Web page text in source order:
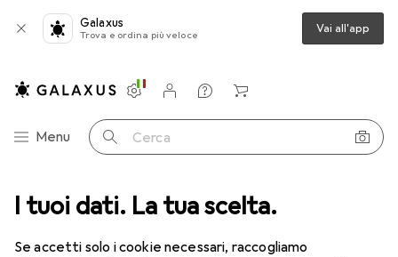
I tuoi dati. La tua scelta.
Se accetti solo i cookie necessari, raccogliamo
Galaxus
Trova e ordina più veloce Vai all'app
Categoria Navigazione
Menu Cerca
Impostazioni
Conto cliente
Liste di confronto
Liste dei desideri
Carrello
Lenti a contatto Air Optix più HydraGlyde per l'astigmatismo